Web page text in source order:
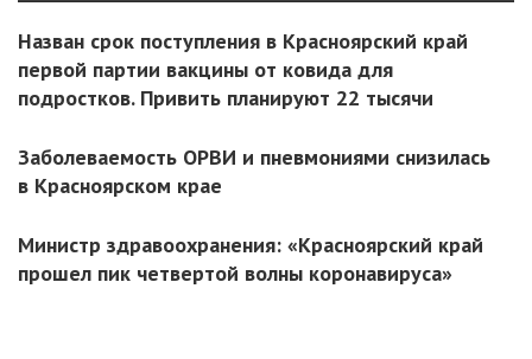
Назван срок поступления в Красноярский край
первой партии вакцины от ковида для
подростков. Привить планируют 22 тысячи
Заболеваемость ОРВИ и пневмониями снизилась
в Красноярском крае
Министр здравоохранения: «Красноярский край
прошел пик четвертой волны коронавируса»